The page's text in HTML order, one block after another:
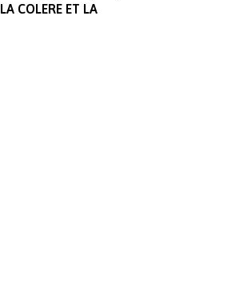
LA COLERE ET LA